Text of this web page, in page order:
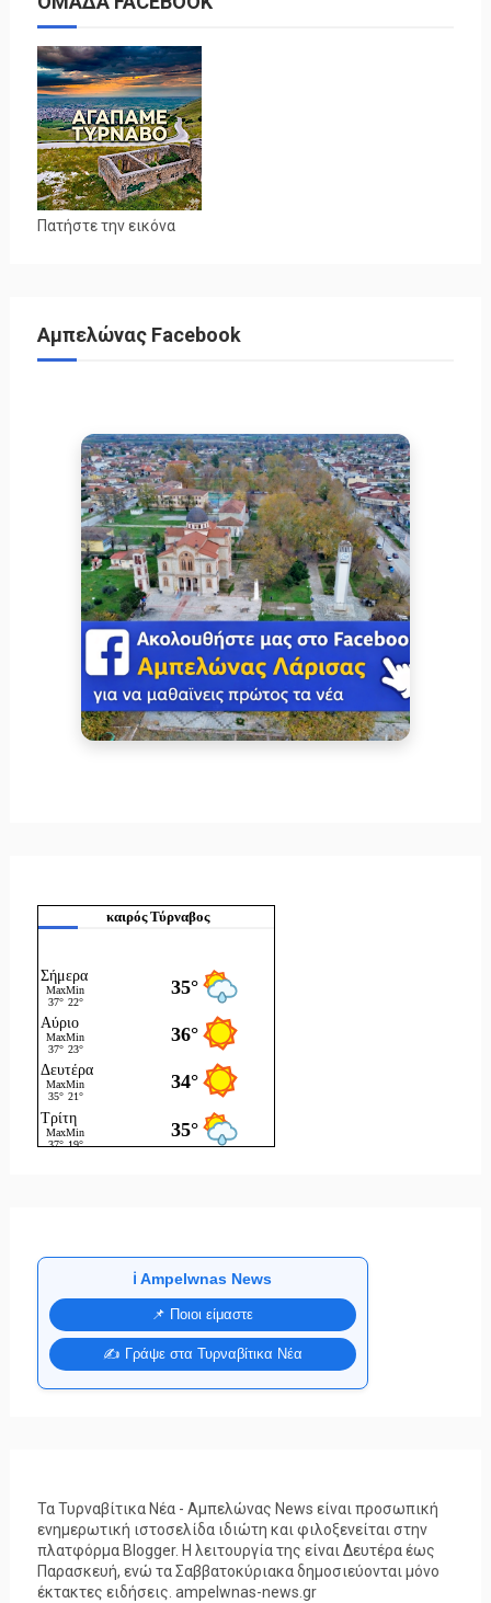
Πατήστε την εικόνα
Αμπελώνας Facebook
καιρός Τύρναβος
ℹ️ Ampelwnas News
📌 Ποιοι είμαστε
✍️ Γράψε στα Τυρναβίτικα Νέα
Τα Τυρναβίτικα Νέα - Αμπελώνας News είναι προσωπική
ενημερωτική ιστοσελίδα ιδιώτη και φιλοξενείται στην
πλατφόρμα Blogger. Η λειτουργία της είναι Δευτέρα έως
Παρασκευή, ενώ τα Σαββατοκύριακα δημοσιεύονται μόνο
έκτακτες ειδήσεις. ampelwnas-news.gr